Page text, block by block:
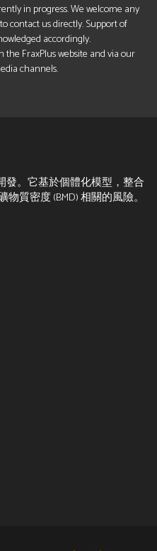
in progress. We welcome any
contact us directly. Support of
accordingly.
FraxPlus website and via our
channels.
。它基於個體化模型，整合
質密度 (BMD) 相關的風險。